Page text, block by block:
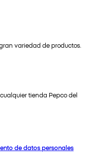
variedad de productos.
tienda Pepco del
de datos personales